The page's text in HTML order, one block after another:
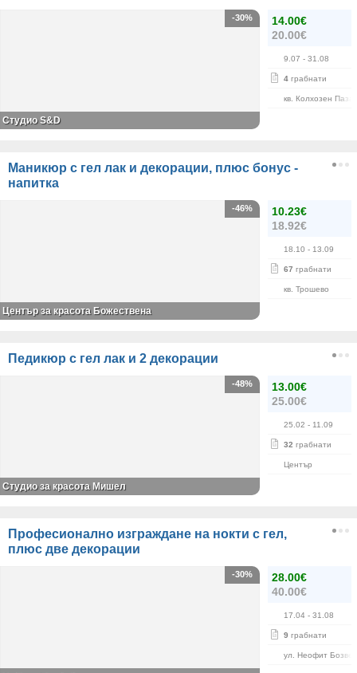
14.00€
20.00€
9.07 - 31.08
4 грабнати
кв. Колхозен
-30%
Студио S&D
Маникюр с гел лак и декорации, плюс бонус -
напитка
10.23€
18.92€
18.10 - 13.09
67 грабнати
кв. Трошево
-46%
Център за красота Божествена
Педикюр с гел лак и 2 декорации
13.00€
25.00€
25.02 - 11.09
32 грабнати
Център
-48%
Студио за красота Мишел
Професионално изграждане на нокти с гел,
плюс две декорации
28.00€
40.00€
17.04 - 31.08
9 грабнати
ул. Неофит
-30%